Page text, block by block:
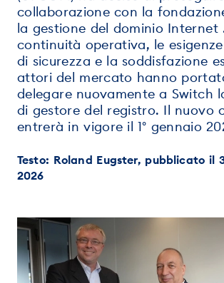
collaborazione con la
la gestione del dominio Internet
continuità operativa, le
di sicurezza e la soddisfazione
attori del mercato hanno
delegare nuovamente a Switch
di gestore del registro. Il nuovo
entrerà in vigore il 1° gennaio
Testo: Roland Eugster, pubblicato il
2026